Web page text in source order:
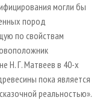
могли бы
пород
по свойствам
Н. Г. Матвеев в 40-х
пока является
реальностью».